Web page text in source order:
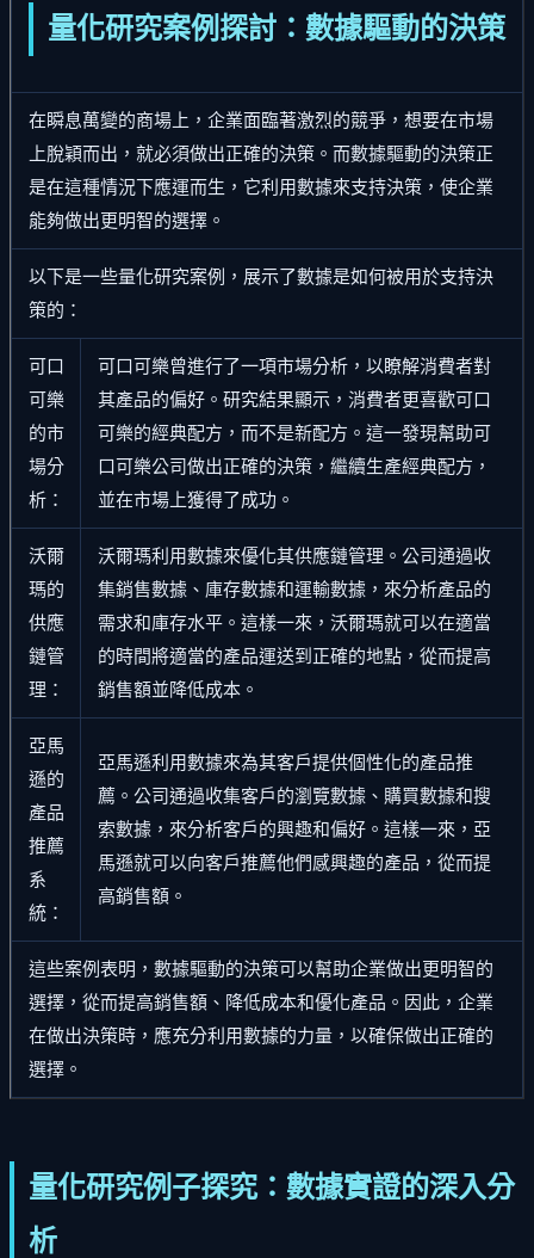
量化研究案例探討：數據驅動的決策
在瞬息萬變的商場上，企業面臨著激烈的競爭，想要在市場
上脫穎而出，就必須做出正確的決策。而數據驅動的決策正
是在這種情況下應運而生，它利用數據來支持決策，使企業
能夠做出更明智的選擇。
以下是一些量化研究案例，展示了數據是如何被用於支持決
策的：
可口
可樂
的市
場分
析：
可口可樂曾進行了一項市場分析，以瞭解消費者對
其產品的偏好。研究結果顯示，消費者更喜歡可口
可樂的經典配方，而不是新配方。這一發現幫助可
口可樂公司做出正確的決策，繼續生產經典配方，
並在市場上獲得了成功。
沃爾
瑪的
供應
鏈管
理：
沃爾瑪利用數據來優化其供應鏈管理。公司通過收
集銷售數據、庫存數據和運輸數據，來分析產品的
需求和庫存水平。這樣一來，沃爾瑪就可以在適當
的時間將適當的產品運送到正確的地點，從而提高
銷售額並降低成本。
亞馬
遜的
產品
推薦
系
統：
亞馬遜利用數據來為其客戶提供個性化的產品推
薦。公司通過收集客戶的瀏覽數據、購買數據和搜
索數據，來分析客戶的興趣和偏好。這樣一來，亞
馬遜就可以向客戶推薦他們感興趣的產品，從而提
高銷售額。
這些案例表明，數據驅動的決策可以幫助企業做出更明智的
選擇，從而提高銷售額、降低成本和優化產品。因此，企業
在做出決策時，應充分利用數據的力量，以確保做出正確的
選擇。
量化研究例子探究：數據實證的深入分
析